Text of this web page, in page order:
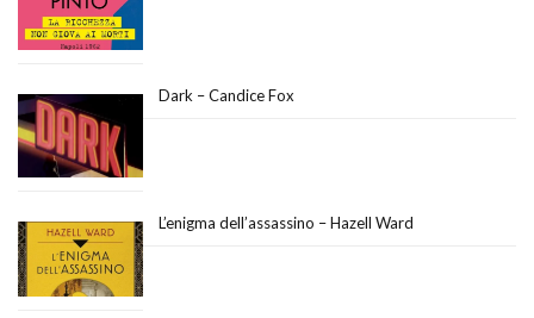
Dark – Candice Fox
L’enigma dell’assassino – Hazell Ward